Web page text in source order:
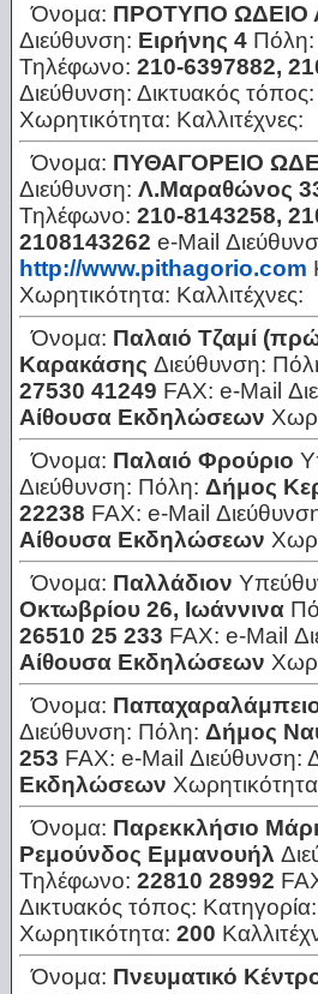
Όνομα: ΠΡΟΤΥΠΟ ΩΔΕΙΟ
Διεύθυνση: Ειρήνης 4
Τηλέφωνο: 210-6397882,
Διεύθυνση: Δικτυακός
Χωρητικότητα: Καλλιτέχνες:
Όνομα: ΠΥΘΑΓΟΡΕΙΟ
Διεύθυνση: Λ.Μαραθώνος
Τηλέφωνο: 210-8143258,
2108143262 e-Mail
http://www.pithagorio.com
Χωρητικότητα: Καλλιτέχνες:
Όνομα: Παλαιό Τζαμί
Καρακάσης Διεύθυνση:
27530 41249 FAX: e-Mail
Αίθουσα Εκδηλώσεων
Όνομα: Παλαιό Φρούριο
Διεύθυνση: Πόλη: Δήμος
22238 FAX: e-Mail
Αίθουσα Εκδηλώσεων
Όνομα: Παλλάδιον
Οκτωβρίου 26, Ιωάννινα
26510 25 233 FAX: e-Mail
Αίθουσα Εκδηλώσεων
Όνομα:
Διεύθυνση: Πόλη: Δήμος
253 FAX: e-Mail Διεύθυνση:
Εκδηλώσεων
Όνομα: Παρεκκλήσιο
Ρεμούνδος Εμμανουήλ
Τηλέφωνο: 22810 28992
Δικτυακός τόπος:
Χωρητικότητα: 200
Όνομα: Πνευματικό